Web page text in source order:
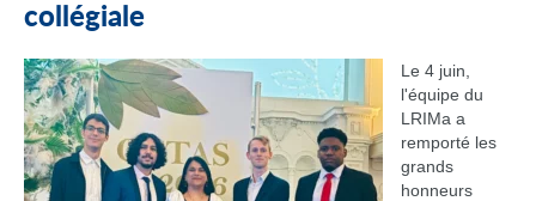
collégiale
Le 4 juin,
l'équipe du
LRIMa a
remporté les
grands
honneurs